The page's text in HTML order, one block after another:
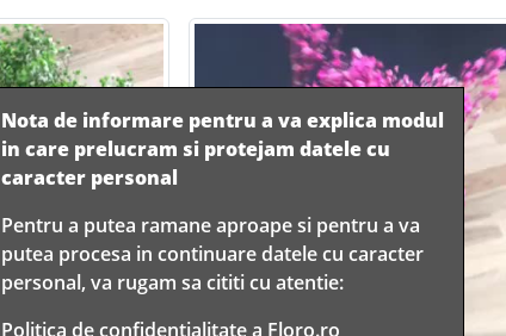
Nota de informare pentru a va explica modul
in care prelucram si protejam datele cu
caracter personal
Pentru a putea ramane aproape si pentru a va
putea procesa in continuare datele cu caracter
personal, va rugam sa cititi cu atentie:
Politica de confidentialitatea Floro.ro